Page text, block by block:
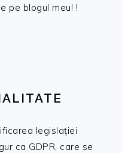
pe blogul meu! !
legislației
ca GDPR, care se